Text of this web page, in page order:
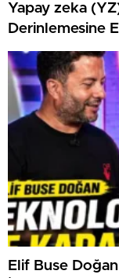
Yapay zeka
Derinlemesine
12.120 Dolar
Kolaylıkla
Elif Buse